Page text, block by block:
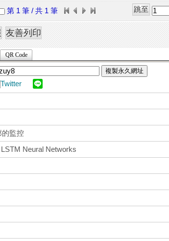
第 1 筆 / 共 1 筆
QR Code
複製永久網址
Twitter
的監控
Neural Networks